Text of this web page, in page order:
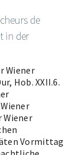
de
in der
Wiener
Hob. XXII.6.
Wiener
Vormittag